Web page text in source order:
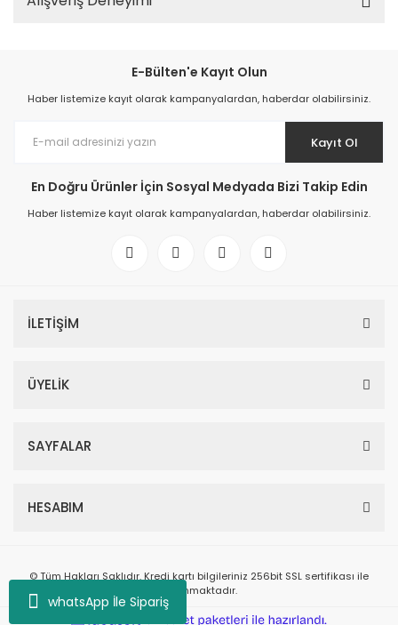
whatsApp İle Sipariş
E-Bülten'e Kayıt Olun
Haber listemize kayıt olarak kampanyalardan, haberdar olabilirsiniz.
Kayıt Ol
En Doğru Ürünler İçin Sosyal Medyada Bizi Takip Edin
Haber listemize kayıt olarak kampanyalardan, haberdar olabilirsiniz.
İLETİŞİM
ÜYELİK
SAYFALAR
HESABIM
© Tüm Hakları Saklıdır. Kredi kartı bilgileriniz 256bit SSL sertifikası ile
korunmaktadır.
e-